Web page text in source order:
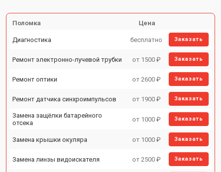
Поломка Цена
Диагностика бесплатно Заказать
Ремонт электронно-лучевой трубки от 1500 ₽ Заказать
Ремонт оптики от 2600 ₽ Заказать
Ремонт датчика синхроимпульсов от 1900 ₽ Заказать
Замена защёлки батарейного
отсека
от 1000 ₽ Заказать
Замена крышки окуляра от 1000 ₽ Заказать
Замена линзы видоискателя от 2500 ₽ Заказать